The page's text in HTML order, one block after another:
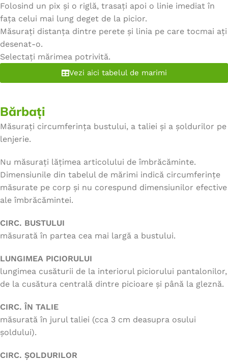
Folosind un pix și o riglă, trasați apoi o linie imediat în
fața celui mai lung deget de la picior.
Măsurați distanța dintre perete și linia pe care tocmai ați
desenat-o.
Selectați mărimea potrivită.
Vezi aici tabelul de marimi
Bărbați
Măsurați circumferința bustului, a taliei și a șoldurilor pe
lenjerie.
Nu măsurați lățimea articolului de îmbrăcăminte.
Dimensiunile din tabelul de mărimi indică circumferințe
măsurate pe corp și nu corespund dimensiunilor efective
ale îmbrăcămintei.
CIRC. BUSTULUI
măsurată în partea cea mai largă a bustului.
LUNGIMEA PICIORULUI
lungimea cusăturii de la interiorul piciorului pantalonilor,
de la cusătura centrală dintre picioare și până la gleznă.
CIRC. ÎN TALIE
măsurată în jurul taliei (cca 3 cm deasupra osului
șoldului).
CIRC. ȘOLDURILOR